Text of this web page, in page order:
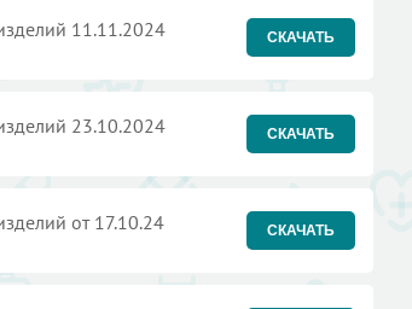
11.11.2024 СКАЧАТЬ
23.10.2024 СКАЧАТЬ
от 17.10.24 СКАЧАТЬ